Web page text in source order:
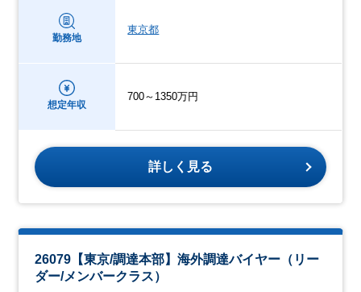
勤務地
東京都
想定年収
700～1350万円
詳しく見る
26079【東京/調達本部】海外調達バイヤー（リー
ダー/メンバークラス）